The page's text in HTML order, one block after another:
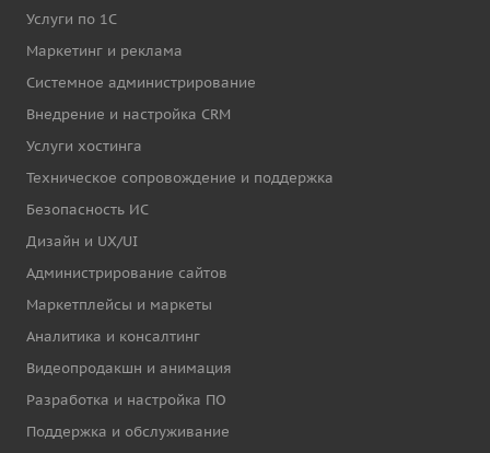
Услуги по 1С
Маркетинг и реклама
Системное администрирование
Внедрение и настройка CRM
Услуги хостинга
Техническое сопровождение и поддержка
Безопасность ИС
Дизайн и UX/UI
Администрирование сайтов
Маркетплейсы и маркеты
Аналитика и консалтинг
Видеопродакшн и анимация
Разработка и настройка ПО
Поддержка и обслуживание